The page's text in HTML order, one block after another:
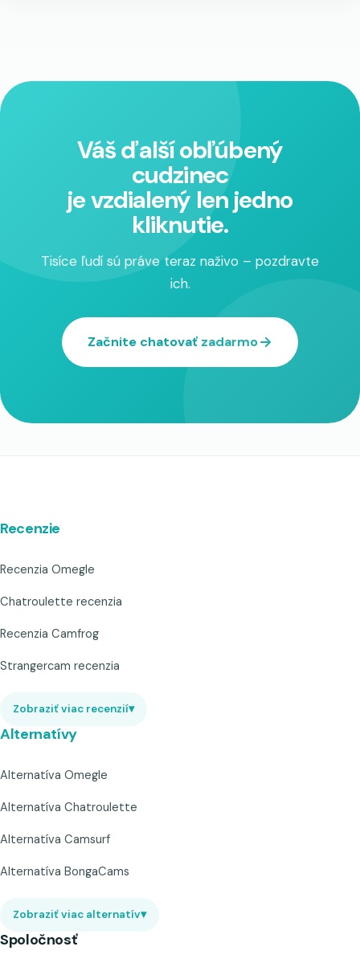
Váš ďalší obľúbený
cudzinec
je vzdialený len jedno
kliknutie.
Tisíce ľudí sú práve teraz naživo – pozdravte
ich.
Začnite chatovať zadarmo
Recenzie
Recenzia Omegle
Chatroulette recenzia
Recenzia Camfrog
Strangercam recenzia
Zobraziť viac recenzií▾
Alternatívy
Alternatíva Omegle
Alternatíva Chatroulette
Alternatíva Camsurf
Alternatíva BongaCams
Zobraziť viac alternatív▾
Spoločnosť